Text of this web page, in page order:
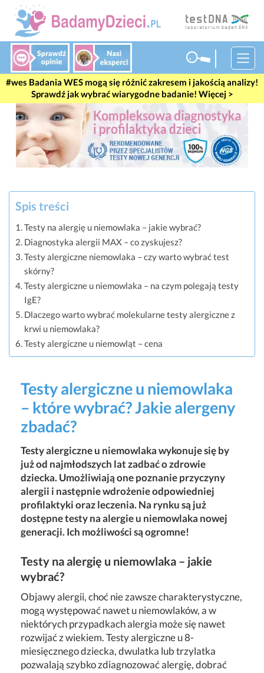
#wes Badania WES mogą się różnić zakresem i jakością analizy!
Sprawdź jak wybrać wiarygodne badanie! Więcej >
Testy alergiczne u niemowlaka
– które wybrać? Jakie alergeny
zbadać?
Testy alergiczne u niemowlaka wykonuje się by
już od najmłodszych lat zadbać o zdrowie
dziecka. Umożliwiają one poznanie przyczyny
alergii i następnie wdrożenie odpowiedniej
profilaktyki oraz leczenia. Na rynku są już
dostępne testy na alergie u niemowlaka nowej
generacji. Ich możliwości są ogromne!
Testy na alergię u niemowlaka – jakie
wybrać?
Objawy alergii, choć nie zawsze charakterystyczne,
mogą występować nawet u niemowlaków, a w
niektórych przypadkach alergia może się nawet
rozwijać z wiekiem. Testy alergiczne u 8-
miesięcznego dziecka, dwulatka lub trzylatka
pozwalają szybko zdiagnozować alergię, dobrać
Spis treści
Testy na alergię u niemowlaka – jakie wybrać?
Diagnostyka alergii MAX – co zyskujesz?
Testy alergiczne niemowlaka – czy warto wybrać test
skórny?
Testy alergiczne u niemowlaka – na czym polegają testy
IgE?
Dlaczego warto wybrać molekularne testy alergiczne z
krwi u niemowlaka?
Testy alergiczne u niemowląt – cena